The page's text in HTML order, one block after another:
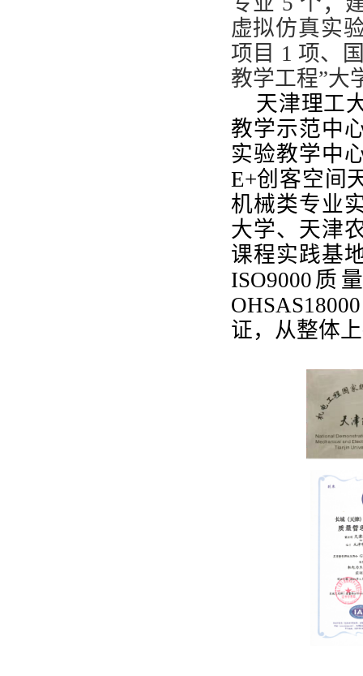
虚拟仿真实
项目 1 项、
教学工程”大
天津理工
教学示范中
实验教学中
E+创客空间
机械类专业
大学、天津
课程实践基
ISO9000质
证，从整体